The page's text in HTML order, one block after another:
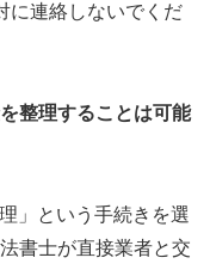
に連絡しないでくだ
整理することは可能
」という手続きを選
書士が直接業者と交